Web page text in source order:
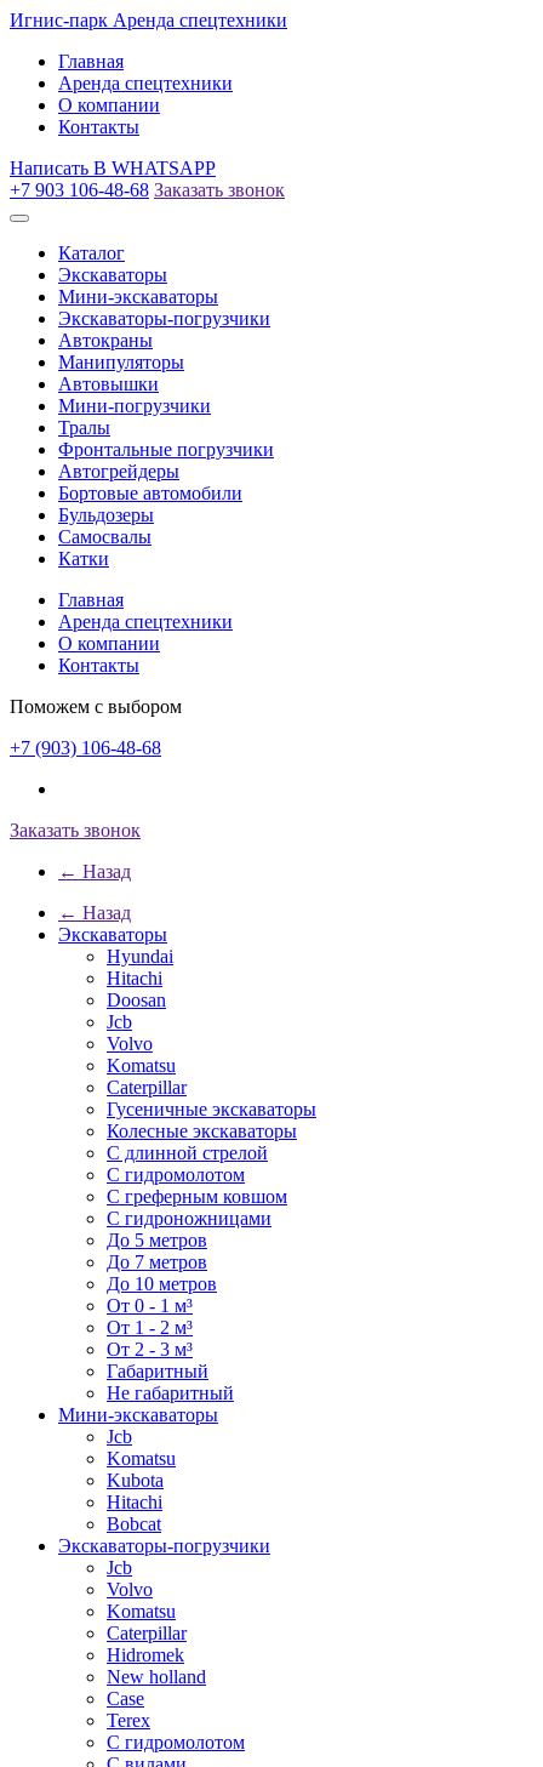
Игнис-парк Аренда спецтехники
Главная
Аренда спецтехники
О компании
Контакты
Написать В WHATSAPP
+7 903 106-48-68 Заказать звонок
Каталог
Экскаваторы
Мини-экскаваторы
Экскаваторы-погрузчики
Автокраны
Манипуляторы
Автовышки
Мини-погрузчики
Тралы
Фронтальные погрузчики
Автогрейдеры
Бортовые автомобили
Бульдозеры
Самосвалы
Катки
Главная
Аренда спецтехники
О компании
Контакты
Поможем с выбором
+7 (903) 106-48-68
Заказать звонок
← Назад
← Назад
Экскаваторы
Hyundai
Hitachi
Doosan
Jcb
Volvo
Komatsu
Caterpillar
Гусеничные экскаваторы
Колесные экскаваторы
С длинной стрелой
С гидромолотом
С греферным ковшом
С гидроножницами
До 5 метров
До 7 метров
До 10 метров
От 0 - 1 м³
От 1 - 2 м³
От 2 - 3 м³
Габаритный
Не габаритный
Мини-экскаваторы
Jcb
Komatsu
Kubota
Hitachi
Bobcat
Экскаваторы-погрузчики
Jcb
Volvo
Komatsu
Caterpillar
Hidromek
New holland
Case
Terex
С гидромолотом